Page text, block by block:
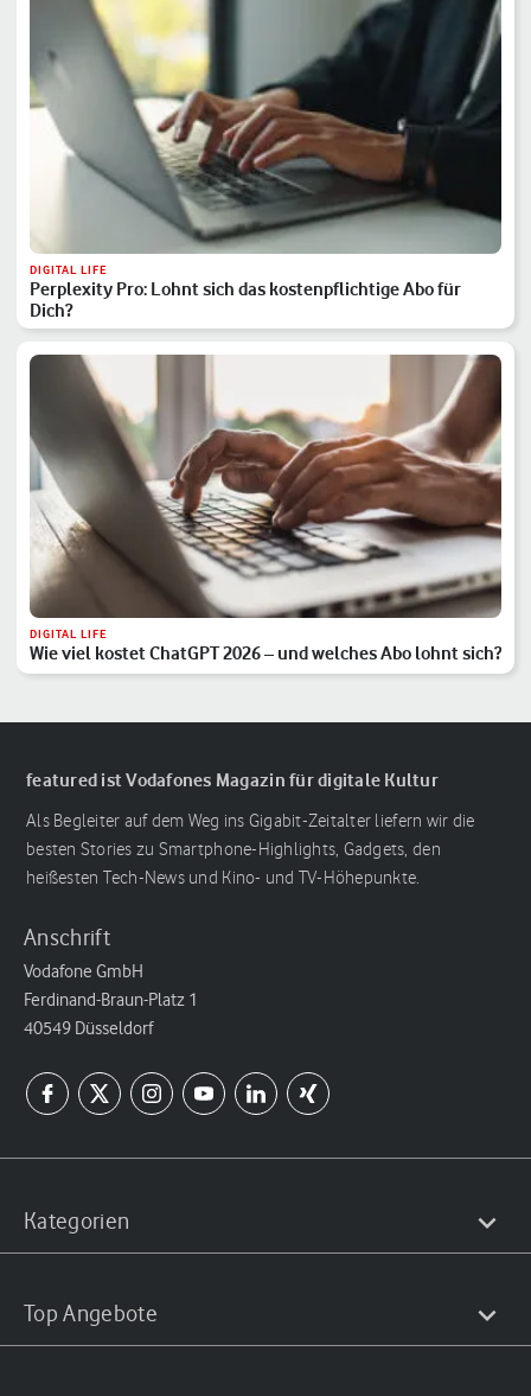
DIGITAL LIFE
Perplexity Pro: Lohnt sich das kostenpflichtige Abo für
Dich?
DIGITAL LIFE
Wie viel kostet ChatGPT 2026 – und welches Abo lohnt sich?
featured ist Vodafones Magazin für digitale Kultur
Als Begleiter auf dem Weg ins Gigabit-Zeitalter liefern wir die
besten Stories zu Smartphone-Highlights, Gadgets, den
heißesten Tech-News und Kino- und TV-Höhepunkte.
Anschrift
Vodafone GmbH
Ferdinand-Braun-Platz 1
40549 Düsseldorf
Kategorien
Top Angebote